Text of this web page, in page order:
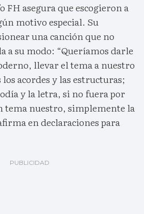
FH asegura que escogieron a
motivo especial. Su
una canción que no
a su modo: “Queríamos darle
llevar el tema a nuestro
acordes y las estructuras;
y la letra, si no fuera por
tema nuestro, simplemente la
en declaraciones para